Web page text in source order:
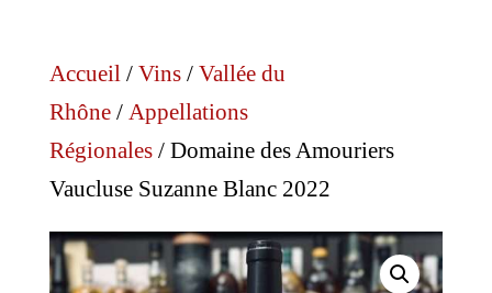
Accueil/ Vins/ Vallée du
Rhône/ Appellations
Régionales/ Domaine des Amouriers
Vaucluse Suzanne Blanc 2022